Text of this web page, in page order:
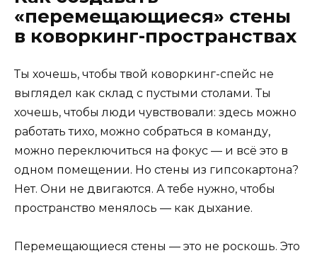
«перемещающиеся» стены
в коворкинг-пространствах
Ты хочешь, чтобы твой коворкинг-спейс не
выглядел как склад с пустыми столами. Ты
хочешь, чтобы люди чувствовали: здесь можно
работать тихо, можно собраться в команду,
можно переключиться на фокус — и всё это в
одном помещении. Но стены из гипсокартона?
Нет. Они не двигаются. А тебе нужно, чтобы
пространство менялось — как дыхание.
Перемещающиеся стены — это не роскошь. Это